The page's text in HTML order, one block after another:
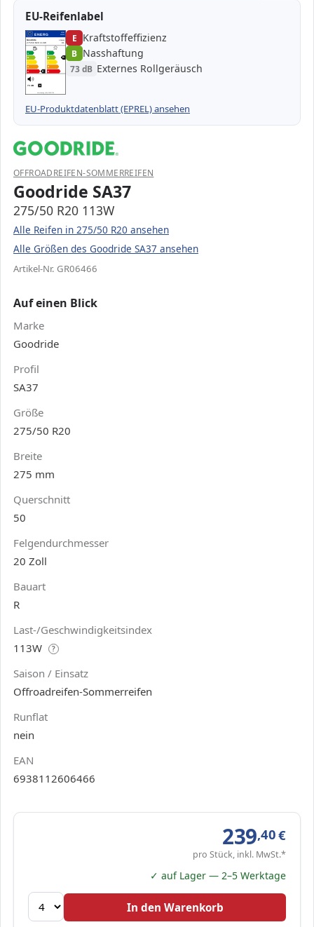
EU-Reifenlabel
ENERG 454260
Goodride GR06466
275/50 R20 113W C1
A
C
E
E
A
B
C
E
73 dB
Verordnung (EU) 2020/740
E Kraftstoffeffizienz
B Nasshaftung
73 dB Externes Rollgeräusch
EU-Produktdatenblatt (EPREL) ansehen
OFFROADREIFEN-SOMMERREIFEN
Goodride SA37
275/50 R20 113W
Alle Reifen in 275/50 R20 ansehen
Alle Größen des Goodride SA37 ansehen
Artikel-Nr. GR06466
Auf einen Blick
Marke
Goodride
Profil
SA37
Größe
275/50 R20
Breite
275 mm
Querschnitt
50
Felgendurchmesser
20 Zoll
Bauart
R
Last-/Geschwindigkeitsindex
113W
?
Saison / Einsatz
Offroadreifen-Sommerreifen
Runflat
nein
EAN
6938112606466
239,40€
pro Stück, inkl. MwSt.*
✓ auf Lager — 2–5 Werktage
In den Warenkorb